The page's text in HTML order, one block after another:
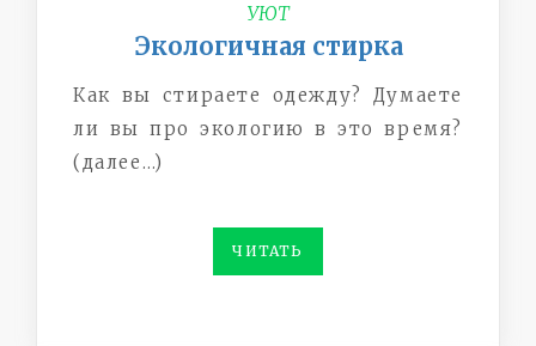
УЮТ
Экологичная стирка
Как вы стираете одежду? Думаете
ли вы про экологию в это время?
(далее…)
ЧИТАТЬ